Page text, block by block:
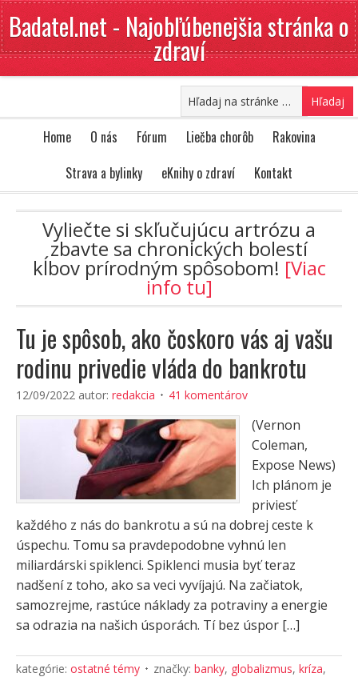
Badatel.net - Najobľúbenejšia stránka o
zdraví
Home O nás Fórum Liečba chorôb
Rakovina
Strava a bylinky
eKnihy o zdraví Kontakt
Vyliečte si skľučujúcu artrózu a
zbavte sa chronických bolestí
kĺbov prírodným spôsobom! [Viac
info tu]
Tu je spôsob, ako čoskoro vás aj vašu
rodinu privedie vláda do bankrotu
12/09/2022 autor: redakcia 41 komentárov
(Vernon
Coleman,
Expose News)
Ich plánom je
priviesť
každého z nás do bankrotu a sú na dobrej ceste k
úspechu. Tomu sa pravdepodobne vyhnú len
miliardárski spiklenci. Spiklenci musia byť teraz
nadšení z toho, ako sa veci vyvíjajú. Na začiatok,
samozrejme, rastúce náklady za potraviny a energie
sa odrazia na našich úsporách. Tí bez úspor […]
kategórie: ostatné témy značky: banky, globalizmus, kríza,